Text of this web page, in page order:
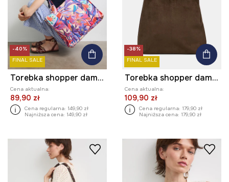
-40%
FINAL SALE
Torebka shopper damska w kwiaty
Cena aktualna:
89,90 zł
Cena regularna: 149,90 zł
Najniższa cena: 149,90 zł
-38%
FINAL SALE
Torebka shopper damska z imitacji zamszu
Cena aktualna:
109,90 zł
Cena regularna: 179,90 zł
Najniższa cena: 179,90 zł